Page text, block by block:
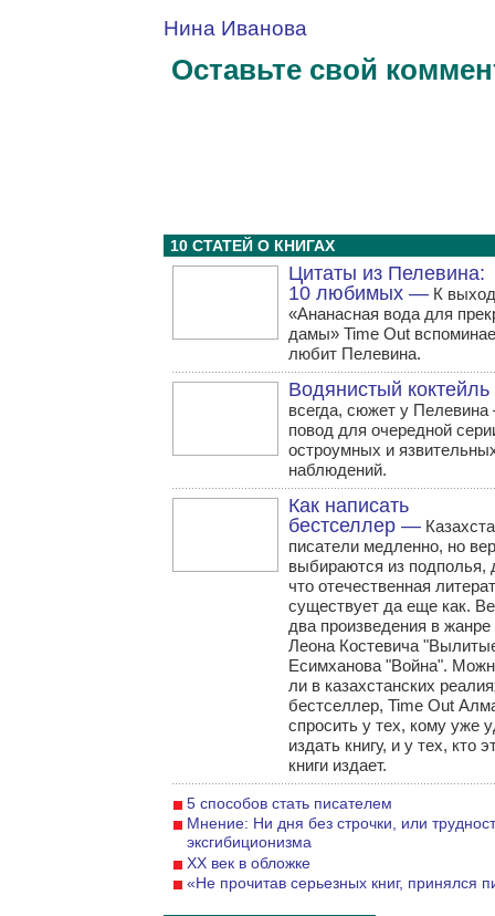
Нина Иванова
Оставьте свой
10 СТАТЕЙ О КНИГАХ
Цитаты из Пелевина:
10 любимых — К
«Ананасная вода для
дамы» Time Out
любит Пелевина.
Водянистый
всегда, сюжет у
повод для очередной
остроумных и
наблюдений.
Как написать
бестселлер —
писатели медленно, но
выбираются из подполья,
что отечественная
существует да еще как.
два произведения в
Леона Костевича
Есимханова "Война".
ли в казахстанских
бестселлер, Time Out
спросить у тех, кому уже
издать книгу, и у тех, кто
книги издает.
5 способов стать писателем
Мнение: Ни дня без строчки, или
эксгибиционизма
ХХ век в обложке
«Не прочитав серьезных книг, принялся